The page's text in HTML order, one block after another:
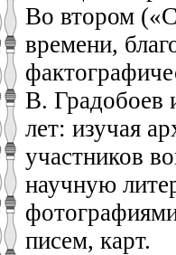
Во втором
времени,
В. Градобоев
лет: изучая
участников
научную
писем, карт.